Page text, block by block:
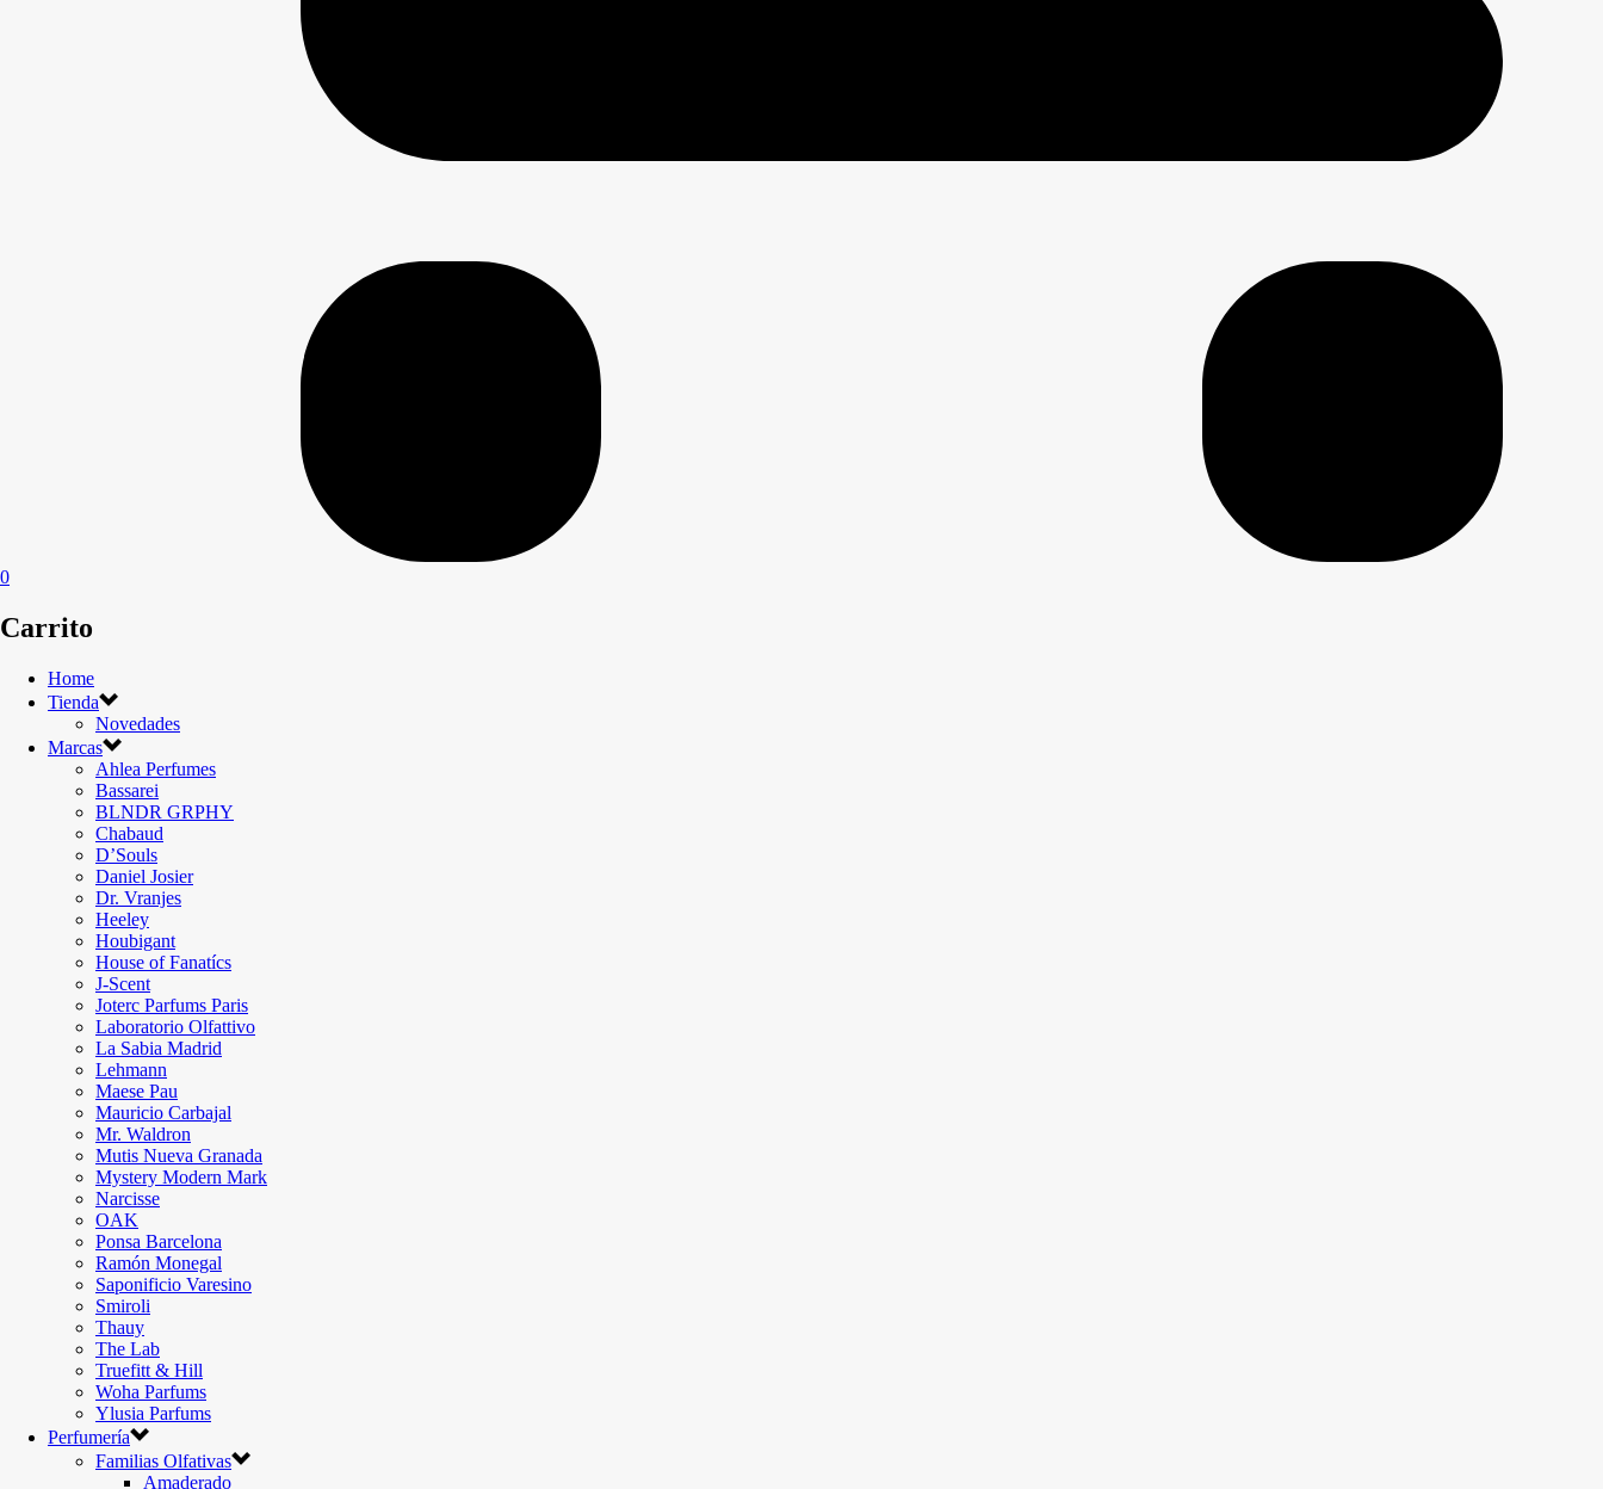
0
Carrito
Home
Tienda
Novedades
Marcas
Ahlea Perfumes
Bassarei
BLNDR GRPHY
Chabaud
D’Souls
Daniel Josier
Dr. Vranjes
Heeley
Houbigant
House of Fanatícs
J-Scent
Joterc Parfums Paris
Laboratorio Olfattivo
La Sabia Madrid
Lehmann
Maese Pau
Mauricio Carbajal
Mr. Waldron
Mutis Nueva Granada
Mystery Modern Mark
Narcisse
OAK
Ponsa Barcelona
Ramón Monegal
Saponificio Varesino
Smiroli
Thauy
The Lab
Truefitt & Hill
Woha Parfums
Ylusia Parfums
Perfumería
Familias Olfativas
Amaderado